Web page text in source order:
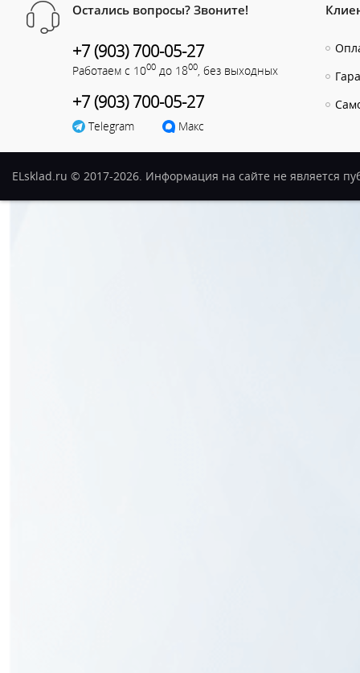
Остались вопросы? Звоните!
+7 (903) 700-05-27
Работаем с 1000 до 1800 , без выходных
+7 (903) 700-05-27
Telegram Макс
ELsklad.ru © 2017-2026. Информация на сайте не является